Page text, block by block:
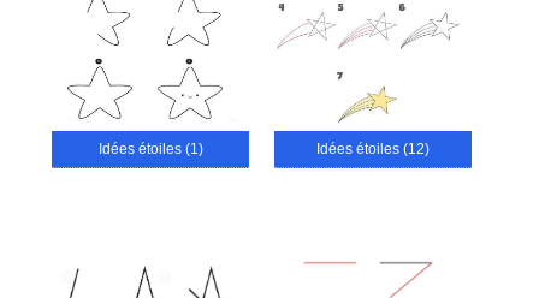
Idées étoiles (1) Idées étoiles (12)